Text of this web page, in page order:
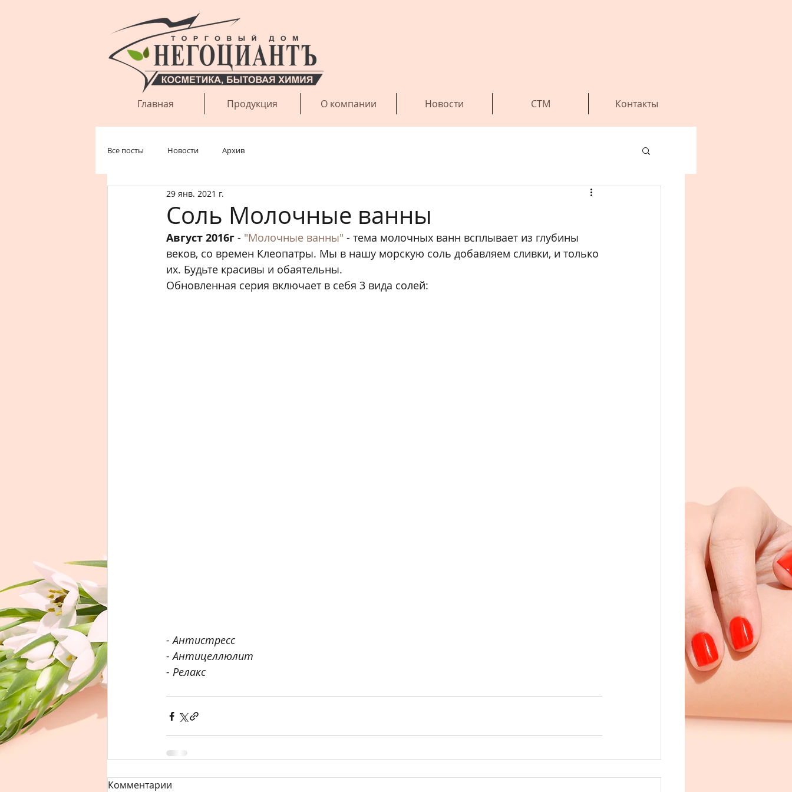
Главная Продукция О компании Новости СТМ Контакты
Все посты Новости Архив
Соль Молочные ванны
29 янв. 2021 г.
Август 2016г - "Молочные ванны" - тема молочных ванн всплывает из глубины
веков, со времен Клеопатры. Мы в нашу морскую соль добавляем сливки, и только
их. Будьте красивы и обаятельны.
Обновленная серия включает в себя 3 вида солей:
- Антистресс
- Антицеллюлит
- Релакс
Комментарии